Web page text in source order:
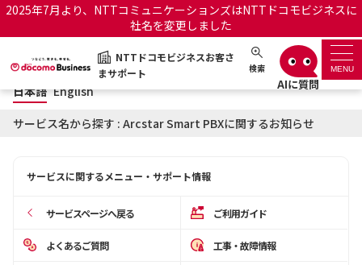
2025年7月より、NTTコミュニケーションズはNTTドコモビジネスに
社名を変更しました
NTTドコモビジネスお客さ
まサポート
検索 MENU
NTTドコモビジネスお客さまサポート 日本語 English
サポートトップ
お知らせ サポートサイトの使い方
日本語 English
サービス名から探す : Arcstar Smart PBXに関するお知らせ
サービスに関するメニュー・サポート情報
サービスページへ戻る ご利用ガイド
よくあるご質問 工事・故障情報